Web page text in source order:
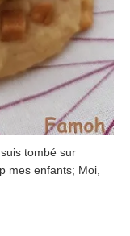
tombé sur
mes enfants; Moi,